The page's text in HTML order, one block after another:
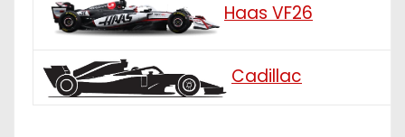
Haas VF26
Cadillac